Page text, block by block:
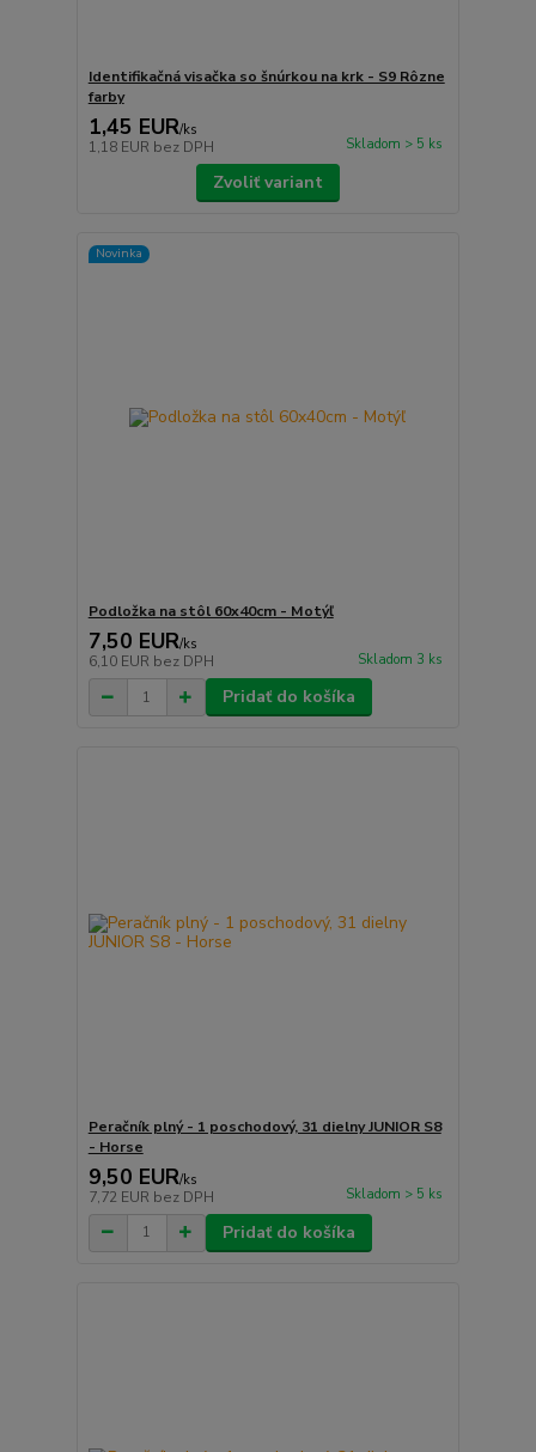
Identifikačná visačka so šnúrkou na krk - S9 Rôzne
farby
1,45 EUR/ks
1,18 EUR bez DPH Skladom > 5 ks
Zvoliť variant
Novinka
Podložka na stôl 60x40cm - Motýľ
7,50 EUR/ks
6,10 EUR bez DPH Skladom 3 ks
Pridať do košíka
Peračník plný - 1 poschodový, 31 dielny JUNIOR S8
- Horse
9,50 EUR/ks
7,72 EUR bez DPH Skladom > 5 ks
Pridať do košíka